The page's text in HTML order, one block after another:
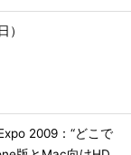
）
2009：“どこで